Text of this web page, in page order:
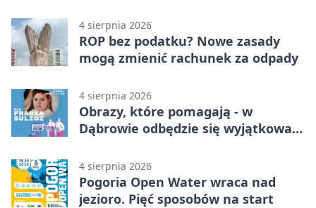
4 sierpnia 2026
ROP bez podatku? Nowe zasady
mogą zmienić rachunek za odpady
4 sierpnia 2026
Obrazy, które pomagają - w
Dąbrowie odbędzie się wyjątkowa
4 sierpnia 2026
Pogoria Open Water wraca nad
jezioro. Pięć sposobów na start